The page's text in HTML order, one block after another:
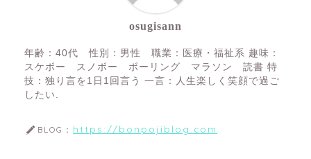
osugisann
年齢：40代 性別：男性 職業：医療・福祉系 趣味：
スケボー スノボー ボーリング マラソン 読書 特
技：独り言を1日1回言う 一言：人生楽しく笑顔で過ご
したい.
BLOG： https://bonpojiblog.com